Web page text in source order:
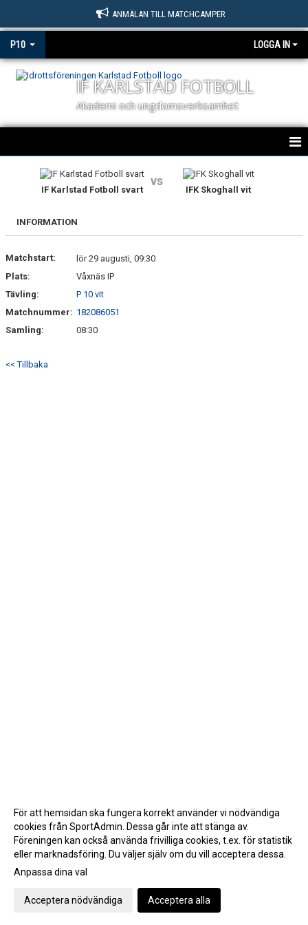
ANMÄLAN TILL MATCHCAMPER
P10 LOGGA IN
IF KARLSTAD FOTBOLL
Akademi och ungdomsverksamhet
KALENDER
MATCHER
BILDGALLERI
IF Karlstad Fotboll svart
vs
IFK Skoghall vit
INFORMATION
Matchstart:
lör 29 augusti, 09:30
Plats:
Våxnäs IP
Tävling:
P 10 vit
Matchnummer: 182086051
Samling:
08:30
<< Tillbaka
Gå till Webbversion
För att hemsidan ska fungera korrekt använder vi nödvändiga
cookies från SportAdmin. Dessa går inte att stänga av.
Föreningen kan också använda frivilliga cookies, t.ex. för statistik
eller marknadsföring. Du väljer själv om du vill acceptera dessa.
Anpassa dina val
Acceptera nödvändiga Acceptera alla